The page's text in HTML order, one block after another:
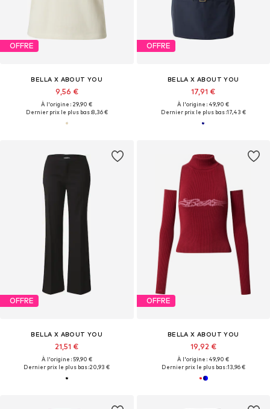
OFFRE
BELLA X ABOUT YOU
9,56 €
À l'origine : 29,90 €
Dernier prix le plus bas :8,36 €
OFFRE
BELLA X ABOUT YOU
17,91 €
À l'origine : 49,90 €
Dernier prix le plus bas :17,43 €
OFFRE
BELLA X ABOUT YOU
21,51 €
À l'origine : 59,90 €
Dernier prix le plus bas :20,93 €
OFFRE
BELLA X ABOUT YOU
19,92 €
À l'origine : 49,90 €
Dernier prix le plus bas :13,96 €